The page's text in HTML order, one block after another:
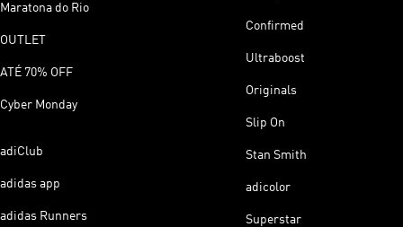
Maratona do Rio
OUTLET
ATÉ 70% OFF
Cyber Monday
adiClub
adidas app
adidas Runners
Confirmed
Ultraboost
Originals
Slip On
Stan Smith
adicolor
Superstar